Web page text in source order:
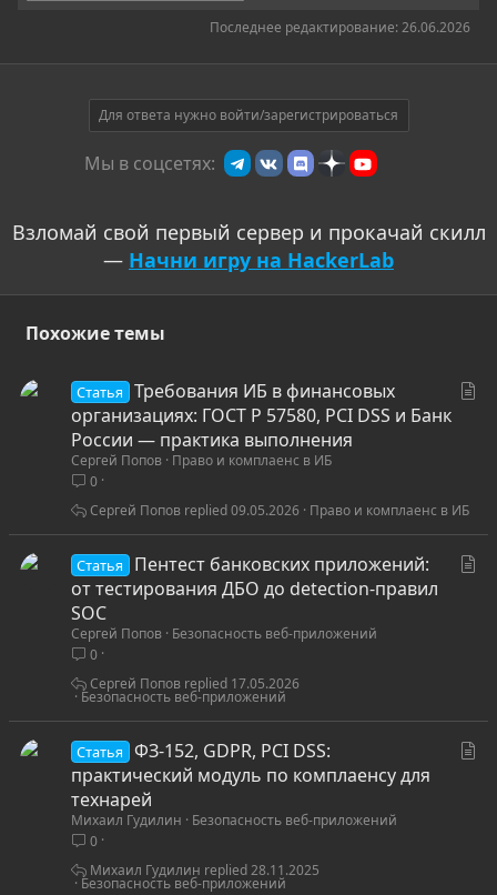
Последнее редактирование: 26.06.2026
Для ответа нужно войти/зарегистрироваться
Мы в соцсетях:
Взломай свой первый сервер и прокачай скилл
— Начни игру на HackerLab
Похожие темы
Статья
Требования ИБ в финансовых
организациях: ГОСТ Р 57580, PCI DSS и Банк
России — практика выполнения
Сергей Попов Право и комплаенс в ИБ
0
Право и комплаенс в ИБ
09.05.2026
Сергей Попов
Статья
Пентест банковских приложений:
от тестирования ДБО до detection-правил
SOC
Сергей Попов Безопасность веб-приложений
0
Безопасность веб-приложений
17.05.2026
Сергей Попов
Статья
ФЗ-152, GDPR, PCI DSS:
практический модуль по комплаенсу для
технарей
Михаил Гудилин
Безопасность веб-приложений
0
Безопасность веб-приложений
28.11.2025
Михаил Гудилин